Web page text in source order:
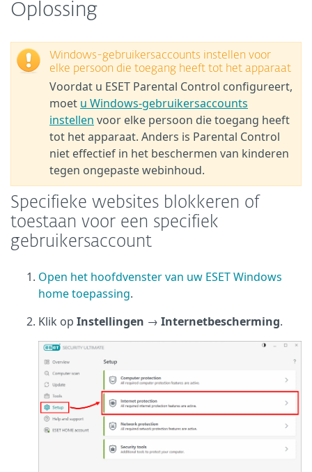
Oplossing
Windows-gebruikersaccounts instellen voor
elke persoon die toegang heeft tot het apparaat
Voordat u ESET Parental Control configureert,
moet u Windows-gebruikersaccounts
instellen voor elke persoon die toegang heeft
tot het apparaat. Anders is Parental Control
niet effectief in het beschermen van kinderen
tegen ongepaste webinhoud.
Specifieke websites blokkeren of
toestaan voor een specifiek
gebruikersaccount
Open het hoofdvenster van uw ESET Windows
home toepassing.
Klik op Instellingen → Internetbescherming.